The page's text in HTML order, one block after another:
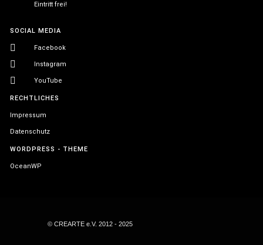
SOCIAL MEDIA
Facebook
Instagram
YouTube
RECHTLICHES
Impressum
Datenschutz
WORDPRESS - THEME
OceanWP
Eintritt frei!
© CREARTE e.V. 2012 - 2025